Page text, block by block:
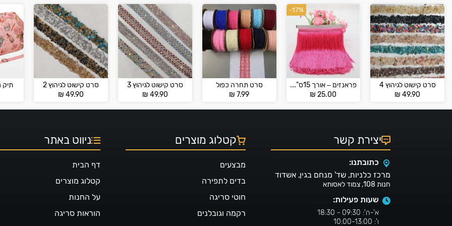
סרט קישוט לגיהוץ 4
₪ 49.90
-17%
פראנזים – אורך 15ס"מ – Franz
₪ 25.00
סרט תחרה כפול
₪ 7.99
סרט קישוט לגיהוץ 3
₪ 49.90
סרט קישוט לגיהוץ 2
₪ 49.90
תיק
יצירת קשר
כתובתנו:
מרכז כלניות, שד' מנחם בגין, אשדוד
חנות 108, צמוד לאסותא
שעות פעילות:
א'-ה': 09:30 - 18:30
ו': 10:00-13:00
קטלוג מוצרים
מבצעים
בדים לתפירה
חוטי סריגה
רקמה וגובלנים
ניווט באתר
דף הבית
קטלוג מוצרים
על החנות
הוראות סריגה